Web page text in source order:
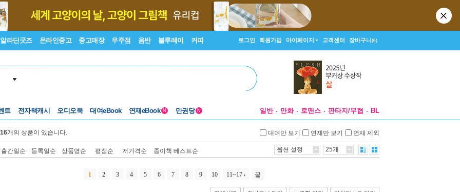
알라딘굿즈 온라인중고 중고매장 우주점 음반 블루레이 커피 로그인 회원가입 마이페이지 고객센터 장바구니(0)
트 전자책캐시 오디오북 대여eBook 연재eBook N 만권당 N 일반 만화 로맨스 판타지/무협 BL
개의 상품이 있습니다. 대여만 보기 연재만 보기 연재 제외
출간일순 등록일순 상품명순 평점순 저가격순 종이책 베스트순 옵션 설정 25개
1 2 3 4 5 6 7 8 9 10 11~17 끝